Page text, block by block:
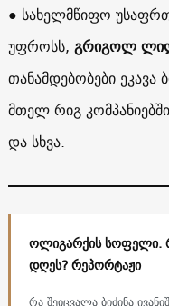
● სახელმწიფო
უფროსს, გრიგოლ
თანამდებობები ეკავა
მთელ რიგ
და სხვა.
ოლიგარქის სოფელი.
დღეს? რეპორტაჟი
რა შეიცვალა ბიძინა